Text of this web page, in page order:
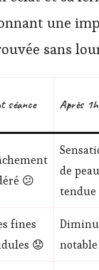
une
sans
séance Après 1h
😕
de peau
tendue
fines
😟